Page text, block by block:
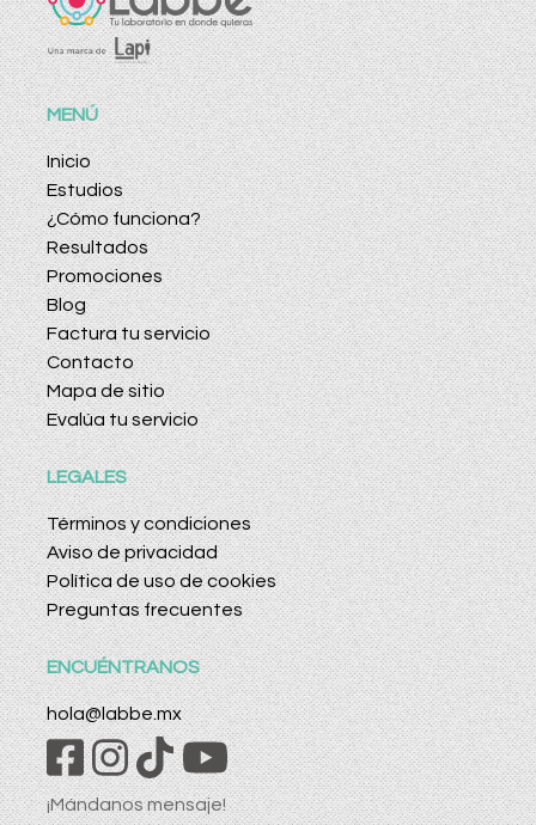
MENÚ
Inicio
Estudios
¿Cómo funciona?
Resultados
Promociones
Blog
Factura tu servicio
Contacto
Mapa de sitio
Evalúa tu servicio
LEGALES
Términos y condiciones
Aviso de privacidad
Política de uso de cookies
Preguntas frecuentes
ENCUÉNTRANOS
hola@labbe.mx
¡Mándanos mensaje!